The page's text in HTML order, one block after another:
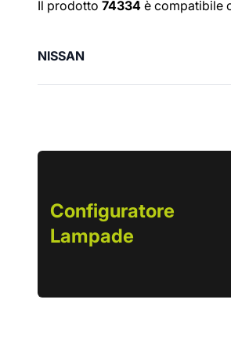
Numeri OE
Il prodotto 74334 è compatibile
NISSAN
Configuratore
Lampade